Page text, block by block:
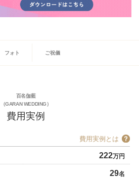
フォト ご祝儀
百名伽藍
（GARAN WEDDING）
費用実例
費用実例とは
222万円
29名